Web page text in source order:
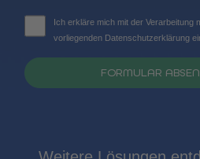
Ich erkläre mich mit der Verarbeitung
vorliegenden Datenschutzerklärung
FORMULAR